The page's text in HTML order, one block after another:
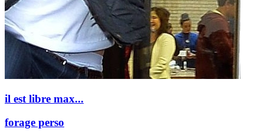
il est libre max...
forage perso